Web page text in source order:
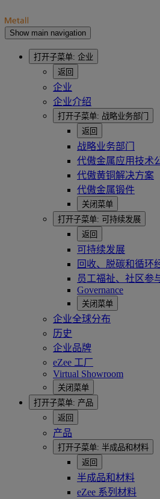
Show main navigation
打开子菜单: 企业
返回
企业
企业介绍
打开子菜单: 战略业务部门
返回
战略业务部门
代傲金属应用技术
代傲黄铜解决方案
代傲金属锻件
关闭菜单
打开子菜单: 可持续发展
返回
可持续发展
回收、脱碳和循环
员工福祉、社区参
Governance
关闭菜单
企业全球分布
历史
企业品牌
eZee 工厂
Virtual Showroom
关闭菜单
打开子菜单: 产品
返回
产品
打开子菜单: 半成品和材料
返回
半成品和材料
eZee 系列材料